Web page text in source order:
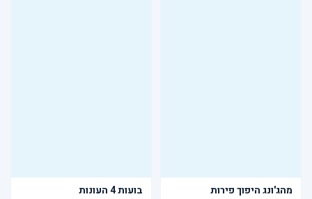
מהג'ונג היפוך פירות בועות 4 העונות